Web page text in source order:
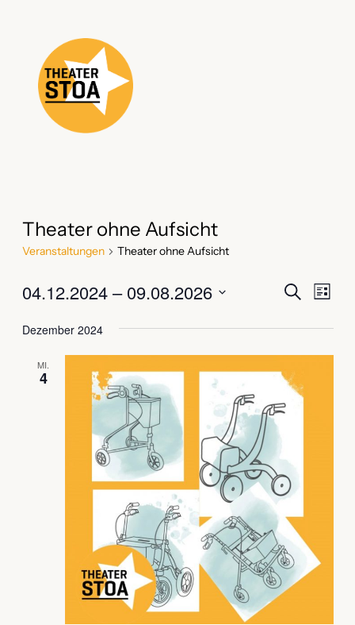
Theater ohne Aufsicht
Veranstaltungen Theater ohne Aufsicht
Suche
und
SucheListe
04.12.2024 – 09.08.2026
wählen.
Dezember 2024
MI.
4